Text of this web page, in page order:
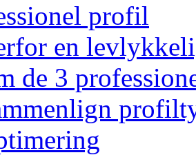
profil
en
de 3